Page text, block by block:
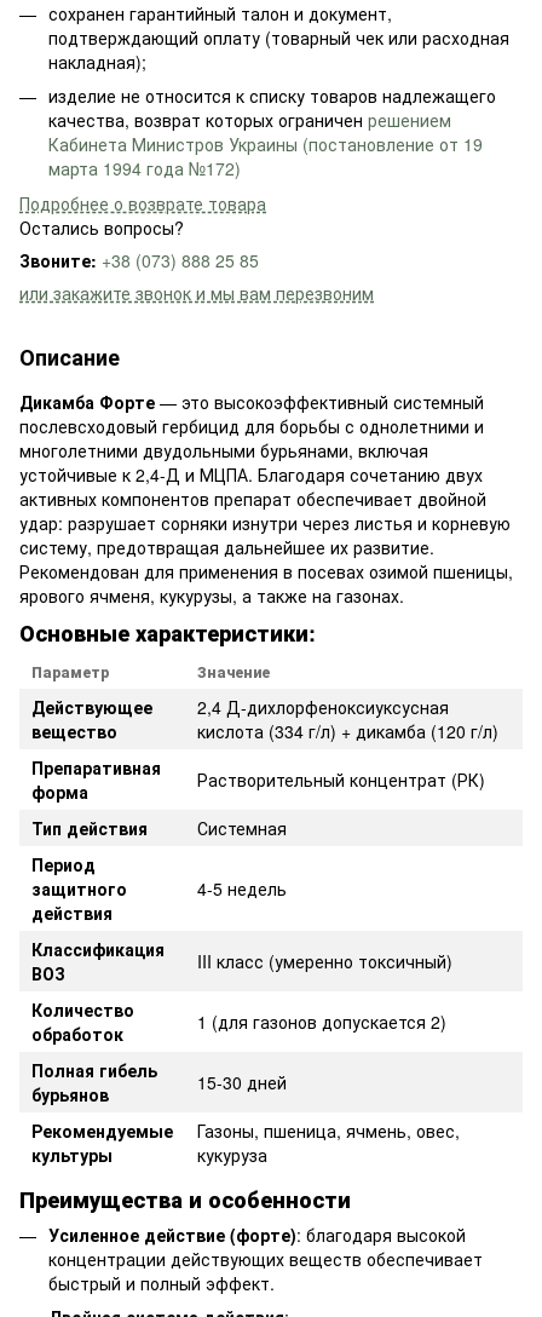
сохранен гарантийный талон и документ,
подтверждающий оплату (товарный чек или расходная
накладная);
изделие не относится к списку товаров надлежащего
качества, возврат которых ограничен решением
Кабинета Министров Украины (постановление от 19
марта 1994 года №172)
Подробнее о возврате товара
Остались вопросы?
Звоните: +38 (073) 888 25 85
или закажите звонок и мы вам перезвоним
Описание
Дикамба Форте — это высокоэффективный системный
послевсходовый гербицид для борьбы с однолетними и
многолетними двудольными бурьянами, включая
устойчивые к 2,4-Д и МЦПА. Благодаря сочетанию двух
активных компонентов препарат обеспечивает двойной
удар: разрушает сорняки изнутри через листья и корневую
систему, предотвращая дальнейшее их развитие.
Рекомендован для применения в посевах озимой пшеницы,
ярового ячменя, кукурузы, а также на газонах.
Основные характеристики:
Параметр Значение
Действующее
вещество
2,4 Д-дихлорфеноксиуксусная
кислота (334 г/л) + дикамба (120 г/л)
Препаративная
форма
Растворительный концентрат (РК)
Тип действия
Системная
Период
защитного
действия
4-5 недель
Классификация
ВОЗ
III класс (умеренно токсичный)
Количество
обработок
1 (для газонов допускается 2)
Полная гибель
бурьянов
15-30 дней
Рекомендуемые
культуры
Газоны, пшеница, ячмень, овес,
кукуруза
Преимущества и особенности
Усиленное действие (форте): благодаря высокой
концентрации действующих веществ обеспечивает
быстрый и полный эффект.